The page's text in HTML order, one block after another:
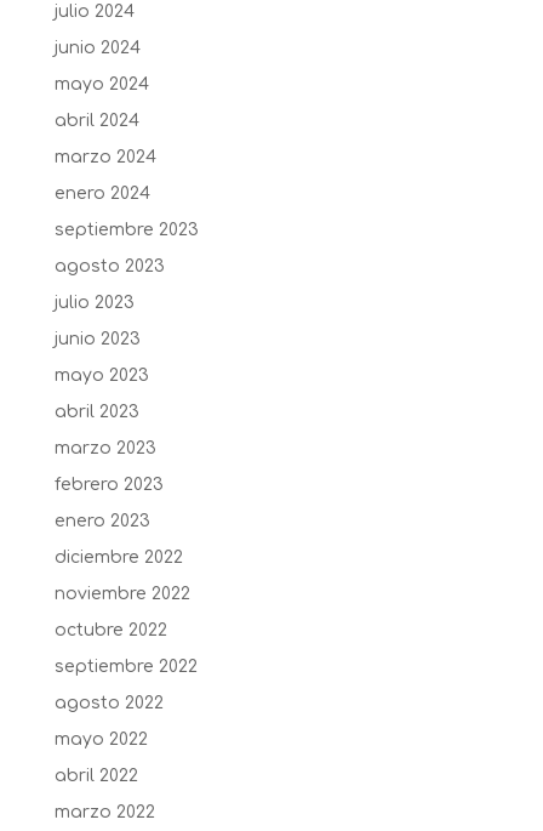
julio 2024
junio 2024
mayo 2024
abril 2024
marzo 2024
enero 2024
septiembre 2023
agosto 2023
julio 2023
junio 2023
mayo 2023
abril 2023
marzo 2023
febrero 2023
enero 2023
diciembre 2022
noviembre 2022
octubre 2022
septiembre 2022
agosto 2022
mayo 2022
abril 2022
marzo 2022